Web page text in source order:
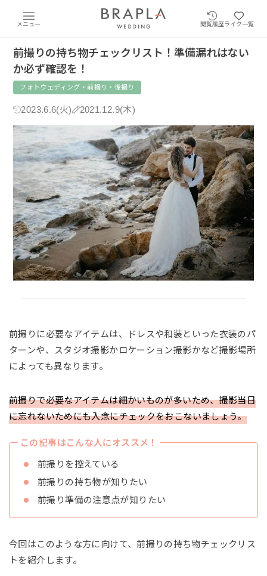
メニュー 閲覧履歴ライク一覧
前撮りの持ち物チェックリスト！準備漏れはない
か必ず確認を！
フォトウェディング・前撮り・後撮り
2023.6.6(火) 2021.12.9(木)
前撮りに必要なアイテムは、ドレスや和装といった衣装のパ
ターンや、スタジオ撮影かロケーション撮影かなど撮影場所
によっても異なります。
前撮りで必要なアイテムは細かいものが多いため、撮影当日
に忘れないためにも入念にチェックをおこないましょう。
この記事はこんな人にオススメ！
前撮りを控えている
前撮りの持ち物が知りたい
前撮り準備の注意点が知りたい
今回はこのような方に向けて、前撮りの持ち物チェックリス
トを紹介します。